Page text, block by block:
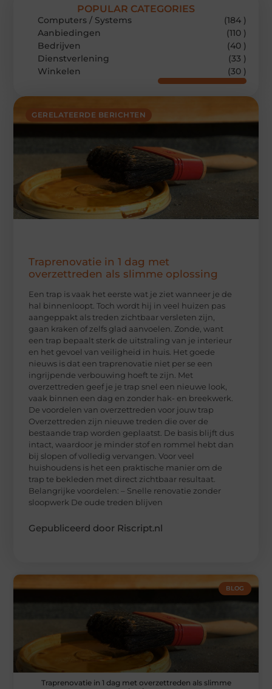
GERELATEERDE BERICHTEN
Traprenovatie in 1 dag met
overzettreden als slimme oplossing
Een trap is vaak het eerste wat je ziet wanneer je de
hal binnenloopt. Toch wordt hij in veel huizen pas
aangeppakt als treden zichtbaar versleten zijn,
gaan kraken of zelfs glad aanvoelen. Zonde, want
een trap bepaalt sterk de uitstraling van je interieur
en het gevoel van veiligheid in huis. Het goede
nieuws is dat een traprenovatie niet per se een
ingrijpende verbouwing hoeft te zijn. Met
overzettreden geef je je trap snel een nieuwe look,
vaak binnen een dag en zonder hak- en breekwerk.
De voordelen van overzettreden voor jouw trap
Overzettreden zijn nieuwe treden die over de
bestaande trap worden geplaatst. De basis blijft dus
intact, waardoor je minder stof en rommel hebt dan
bij slopen of volledig vervangen. Voor veel
huishoudens is het een praktische manier om de
trap te bekleden met direct zichtbaar resultaat.
Belangrijke voordelen: – Snelle renovatie zonder
sloopwerk De oude treden blijven
Gepubliceerd door Riscript.nl
POPULAR CATEGORIES
Computers / Systems
(184 )
Aanbiedingen
(110 )
Bedrijven
(40 )
Dienstverlening
(33 )
Winkelen
(30 )
BLOG
Traprenovatie in 1 dag met overzettreden als slimme